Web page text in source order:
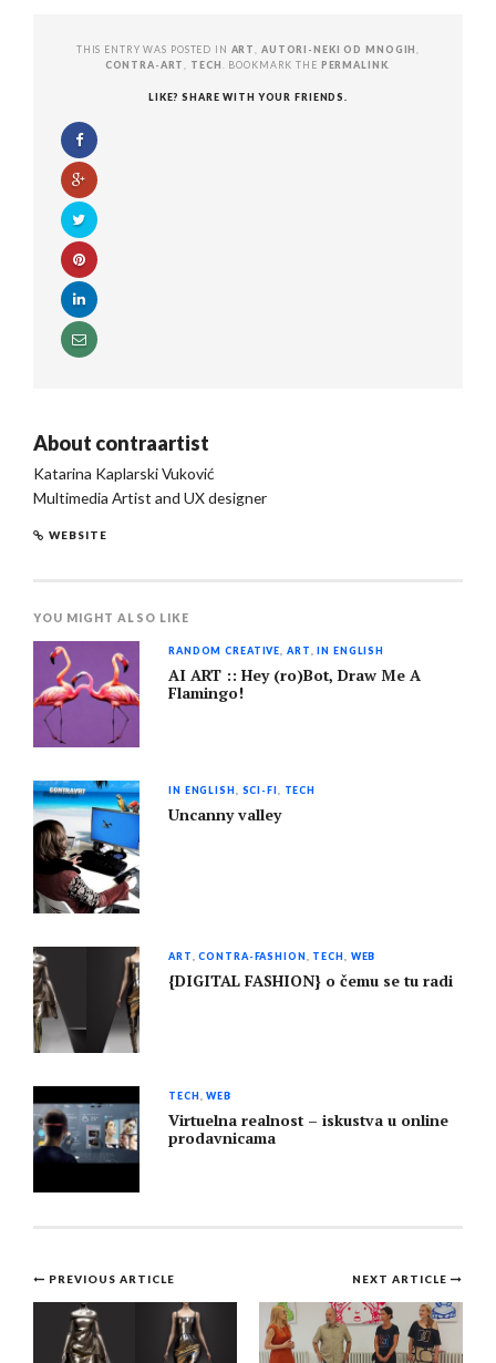
THIS ENTRY WAS POSTED IN ART, AUTORI-NEKI OD MNOGIH,
CONTRA-ART, TECH. BOOKMARK THE PERMALINK.
LIKE? SHARE WITH YOUR FRIENDS.
About contraartist
Katarina Kaplarski Vuković
Multimedia Artist and UX designer
WEBSITE
YOU MIGHT ALSO LIKE
RANDOM CREATIVE, ART,IN ENGLISH
AI ART :: Hey (ro)Bot, Draw Me A
Flamingo!
IN ENGLISH, SCI-FI, TECH
Uncanny valley
ART ,CONTRA-FASHION TECH WEB
{DIGITAL FASHION} o čemu se tu radi
TECH ,WEB
Virtuelna realnost – iskustva u online
prodavnicama
Post
navigation
NEXT ARTICLE
PREVIOUS ARTICLE